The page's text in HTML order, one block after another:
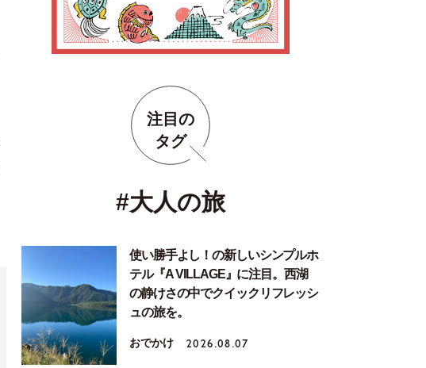
注目の
タグ
#大人の旅
使い勝手よし！の新しいシンプルホ
テル『A VILLAGE』に注目。西湖
の静けさの中でクイックリフレッシ
ュの旅を。
おでかけ 2026.08.07